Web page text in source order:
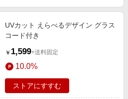
UVカット えらべるデザイン グラス
コード付き
￥ 1,599+送料固定
10.0%
ストアにすすむ